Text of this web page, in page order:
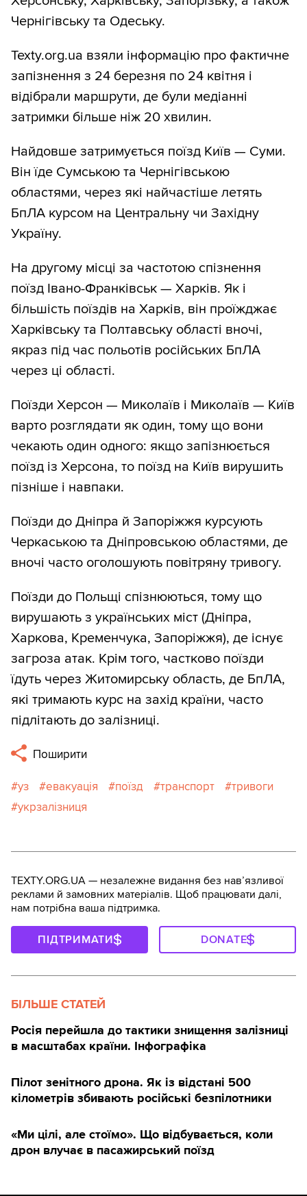
Чернігівську та Одеську.
Texty.org.ua взяли інформацію про фактичне
запізнення з 24 березня по 24 квітня і
відібрали маршрути, де були медіанні
затримки більше ніж 20 хвилин.
Найдовше затримується поїзд Київ — Суми.
Він їде Сумською та Чернігівською
областями, через які найчастіше летять
БпЛА курсом на Центральну чи Західну
Україну.
На другому місці за частотою спізнення
поїзд Івано-Франківськ — Харків. Як і
більшість поїздів на Харків, він проїжджає
Харківську та Полтавську області вночі,
якраз під час польотів російських БпЛА
через ці області.
Поїзди Херсон — Миколаїв і Миколаїв — Київ
варто розглядати як один, тому що вони
чекають один одного: якщо запізнюється
поїзд із Херсона, то поїзд на Київ вирушить
пізніше і навпаки.
Поїзди до Дніпра й Запоріжжя курсують
Черкаською та Дніпровською областями, де
вночі часто оголошують повітряну тривогу.
Поїзди до Польщі спізнюються, тому що
вирушають з українських міст (Дніпра,
Харкова, Кременчука, Запоріжжя), де існує
загроза атак. Крім того, частково поїзди
їдуть через Житомирську область, де БпЛА,
які тримають курс на захід країни, часто
підлітають до залізниці.
Поширити
уз евакуація поїзд транспорт
тривоги
укрзалізниця
TEXTY.ORG.UA — незалежне видання без навʼязливої
реклами й замовних матеріалів. Щоб працювати далі,
нам потрібна ваша підтримка.
ПІДТРИМАТИ DONATE
БІЛЬШЕ СТАТЕЙ
Росія перейшла до тактики знищення залізниці
в масштабах країни. Інфографіка
Пілот зенітного дрона. Як із відстані 500
кілометрів збивають російські безпілотники
«Ми цілі, але стоїмо». Що відбувається, коли
дрон влучає в пасажирський поїзд